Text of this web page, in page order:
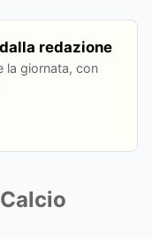
redazione
la giornata, con
Calcio